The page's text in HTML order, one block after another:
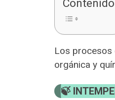
Contenido
Los procesos
orgánica y